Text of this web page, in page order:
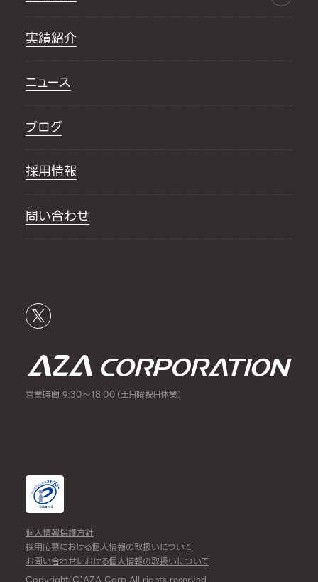
実績紹介
ニュース
ブログ
採用情報
問い合わせ
営業時間 9:30～18:00（土日曜祝日休業）
個人情報保護方針
採用応募における個人情報の取扱いについて
お問い合わせにおける個人情報の取扱いについて